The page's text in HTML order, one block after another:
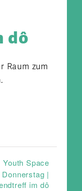
dô
Raum zum
Youth Space
Donnerstag |
im dô